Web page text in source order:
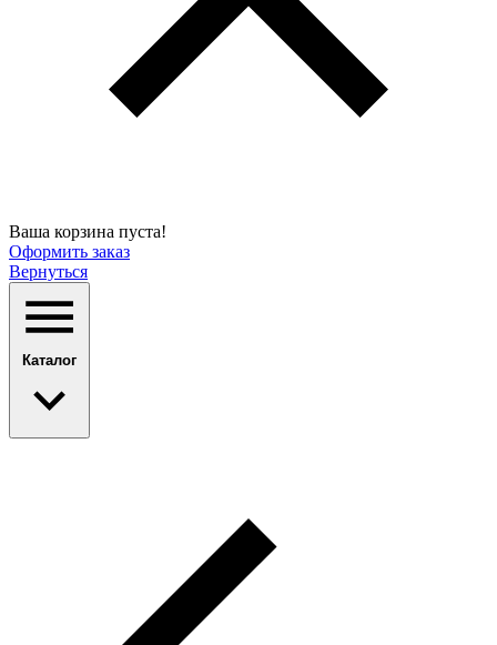
Ваша корзина пуста!
Оформить заказ
Вернуться
Каталог